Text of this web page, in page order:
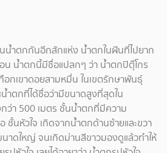
นน้ำตกกันอีกสักแห่ง น้ำตกในฝันที่ไปยาก
น น้ำตกนี้มีชื่อแปลกๆ ว่า น้ำตกปิตุ๊โกร
อกเขาดอยสามหมื่น ในเขตรักษาพันธุ์
ำตกที่ได้ชื่อว่ามีขนาดสูงที่สุดใน
กว่า 500 เมตร ชั้นน้ำตกที่มีความ
ชั้นหัวใจ เกิดจากน้ำตกด้านซ้ายและขวา
าดใหญ่ จนเกิดม่านสีขาวมองดูแล้วทำให้